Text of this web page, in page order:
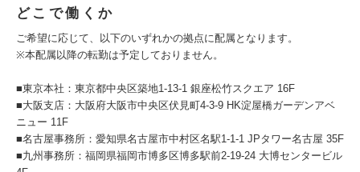
どこで働くか
ご希望に応じて、以下のいずれかの拠点に配属となります。
※本配属以降の転勤は予定しておりません。
■東京本社：東京都中央区築地1-13-1 銀座松竹スクエア 16F
■大阪支店：大阪府大阪市中央区伏見町4-3-9 HK淀屋橋ガーデンアベ
ニュー 11F
■名古屋事務所：愛知県名古屋市中村区名駅1-1-1 JPタワー名古屋 35F
■九州事務所：福岡県福岡市博多区博多駅前2-19-24 大博センタービル